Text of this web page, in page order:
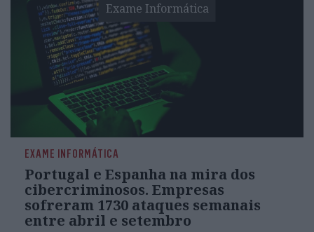
Exame Informática
EXAME INFORMÁTICA
Portugal e Espanha na mira dos
cibercriminosos. Empresas
sofreram 1730 ataques semanais
entre abril e setembro